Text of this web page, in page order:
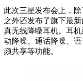
此次三星发布会上，
之外还发布了旗下最新
真无线降噪耳机。耳
动降噪、通话降噪、
频共享等功能。